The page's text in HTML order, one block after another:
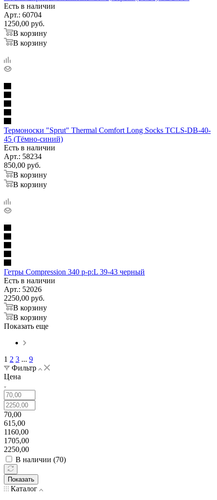
Есть в наличии
Арт.: 60704
1250,00 руб.
В корзину
В корзину
Термоноски "Sprut" Thermal Comfort Long Socks TCLS-DB-40-
45 (Тёмно-синий)
Есть в наличии
Арт.: 58234
850,00 руб.
В корзину
В корзину
Гетры Compression 340 р-р:L 39-43 черный
Есть в наличии
Арт.: 52026
2250,00 руб.
В корзину
В корзину
Показать еще
1 2 3 ... 9
Фильтр
Цена
70,00
615,00
1160,00
1705,00
2250,00
В наличии (70)
Показать
Каталог